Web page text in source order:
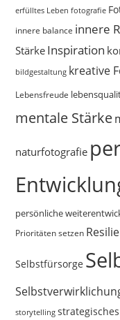
erfülltes Leben fotografie
innere balance innere
Stärke Inspiration
bildgestaltung kreative
Lebensfreude
mentale Stärke
naturfotografie
persönliche
Prioritäten setzen
Selbstfürsorge
storytelling